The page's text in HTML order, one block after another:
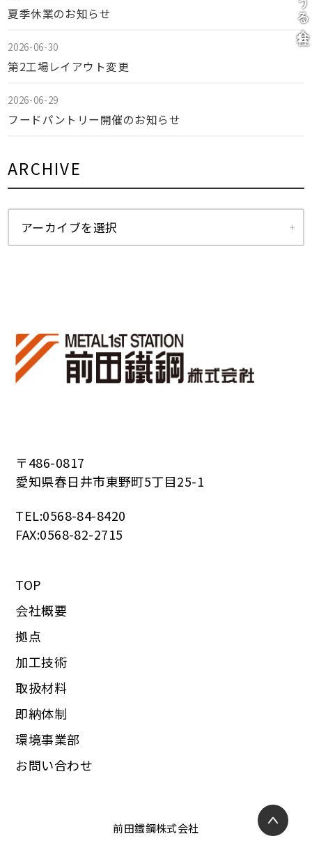
夏季休業のお知らせ
2026-06-30
第2工場レイアウト変更
2026-06-29
フードパントリー開催のお知らせ
ARCHIVE
アーカイブを選択
〒486-0817
愛知県春日井市東野町5丁目25-1
TEL:0568-84-8420
FAX:0568-82-2715
TOP
会社概要
拠点
加工技術
取扱材料
即納体制
環境事業部
お問い合わせ
前田鐵鋼株式会社